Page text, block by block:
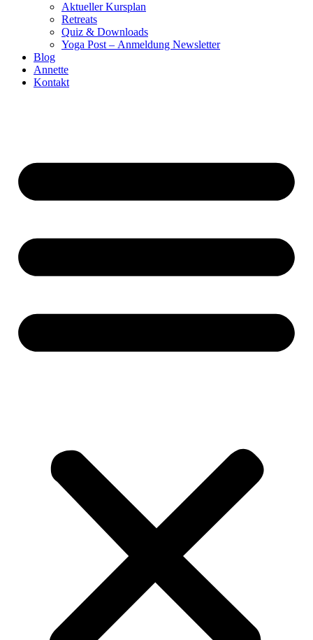
Aktueller Kursplan
Retreats
Quiz & Downloads
Yoga Post – Anmeldung Newsletter
Blog
Annette
Kontakt